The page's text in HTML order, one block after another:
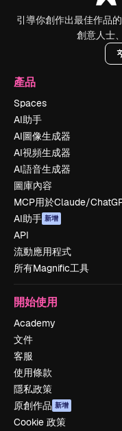
引導你創作出最佳作品
創意人士
產品
Spaces
AI助手
AI圖像生成器
AI視頻生成器
AI語音生成器
圖庫內容
MCP用於Claude/
AI助手 新增
API
流動應用程式
所有Magnific工具
開始使用
Academy
文件
客服
使用條款
隱私政策
原創作品 新增
Cookie 政策